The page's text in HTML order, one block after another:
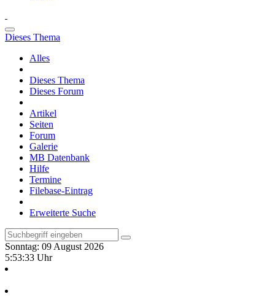
Dieses Thema
Alles
Dieses Thema
Dieses Forum
Artikel
Seiten
Forum
Galerie
MB Datenbank
Hilfe
Termine
Filebase-Eintrag
Erweiterte Suche
Sonntag: 09 August 2026
5:53:34 Uhr